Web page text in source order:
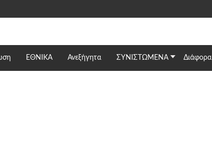
ΕΘΝΙΚΆ Ανεξήγητα ΣΥΝΙΣΤΩΜΕΝΑ Διάφορα